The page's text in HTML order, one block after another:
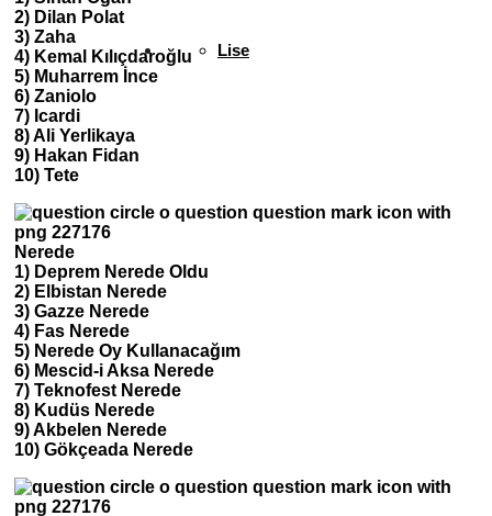
Lise
2) Dilan Polat
3) Zaha
4) Kemal Kılıçdaroğlu
5) Muharrem İnce
6) Zaniolo
7) Icardi
8) Ali Yerlikaya
9) Hakan Fidan
10) Tete
Nerede
1) Deprem Nerede Oldu
2) Elbistan Nerede
3) Gazze Nerede
4) Fas Nerede
5) Nerede Oy Kullanacağım
6) Mescid-i Aksa Nerede
7) Teknofest Nerede
8) Kudüs Nerede
9) Akbelen Nerede
10) Gökçeada Nerede